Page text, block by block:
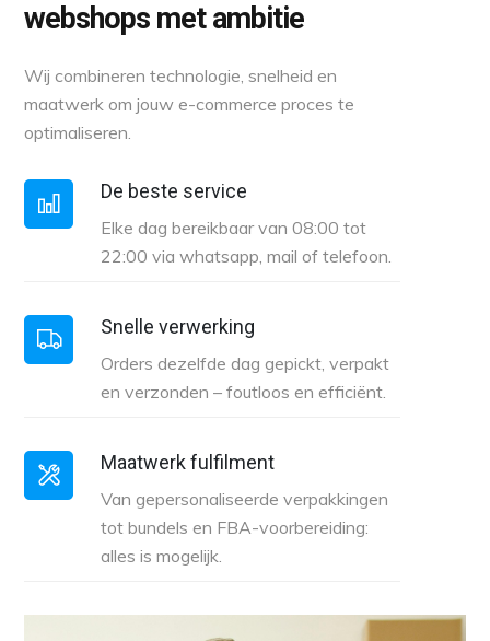
webshops met ambitie
Wij combineren technologie, snelheid en
maatwerk om jouw e-commerce proces te
optimaliseren.
De beste service
Elke dag bereikbaar van 08:00 tot
22:00 via whatsapp, mail of telefoon.
Snelle verwerking
Orders dezelfde dag gepickt, verpakt
en verzonden – foutloos en efficiënt.
Maatwerk fulfilment
Van gepersonaliseerde verpakkingen
tot bundels en FBA-voorbereiding:
alles is mogelijk.